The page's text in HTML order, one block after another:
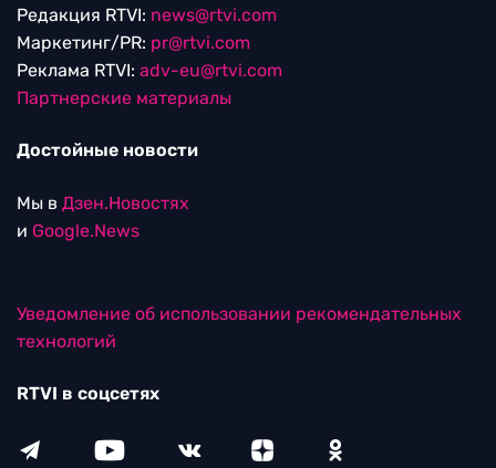
Редакция RTVI: news@rtvi.com
Маркетинг/PR: pr@rtvi.com
Реклама RTVI: adv-eu@rtvi.com
Партнерские материалы
Достойные новости
Мы в Дзен.Новостях
и Google.News
Уведомление об использовании рекомендательных
технологий
RTVI в соцсетях